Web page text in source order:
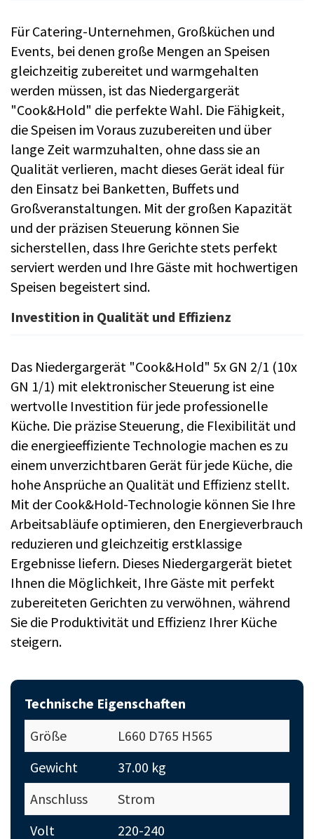
Für Catering-Unternehmen, Großküchen und
Events, bei denen große Mengen an Speisen
gleichzeitig zubereitet und warmgehalten
werden müssen, ist das Niedergargerät
"Cook&Hold" die perfekte Wahl. Die Fähigkeit,
die Speisen im Voraus zuzubereiten und über
lange Zeit warmzuhalten, ohne dass sie an
Qualität verlieren, macht dieses Gerät ideal für
den Einsatz bei Banketten, Buffets und
Großveranstaltungen. Mit der großen Kapazität
und der präzisen Steuerung können Sie
sicherstellen, dass Ihre Gerichte stets perfekt
serviert werden und Ihre Gäste mit hochwertigen
Speisen begeistert sind.
Investition in Qualität und Effizienz
Das Niedergargerät "Cook&Hold" 5x GN 2/1 (10x
GN 1/1) mit elektronischer Steuerung ist eine
wertvolle Investition für jede professionelle
Küche. Die präzise Steuerung, die Flexibilität und
die energieeffiziente Technologie machen es zu
einem unverzichtbaren Gerät für jede Küche, die
hohe Ansprüche an Qualität und Effizienz stellt.
Mit der Cook&Hold-Technologie können Sie Ihre
Arbeitsabläufe optimieren, den Energieverbrauch
reduzieren und gleichzeitig erstklassige
Ergebnisse liefern. Dieses Niedergargerät bietet
Ihnen die Möglichkeit, Ihre Gäste mit perfekt
zubereiteten Gerichten zu verwöhnen, während
Sie die Produktivität und Effizienz Ihrer Küche
steigern.
Technische Eigenschaften
Größe
L660 D765 H565
Gewicht
37.00 kg
Anschluss
Strom
Volt
220-240